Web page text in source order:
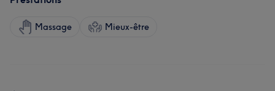
Massage Mieux-être